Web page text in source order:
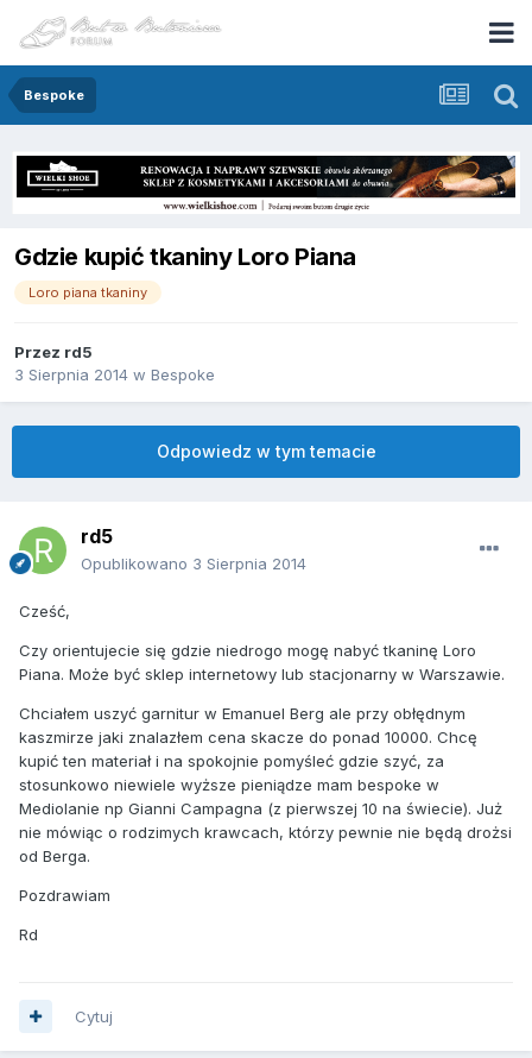
Bespoke
Gdzie kupić tkaniny Loro Piana
Loro piana tkaniny
Przez rd5
3 Sierpnia 2014 w Bespoke
Odpowiedz w tym temacie
rd5
Opublikowano 3 Sierpnia 2014
Cześć,
Czy orientujecie się gdzie niedrogo mogę nabyć tkaninę Loro
Piana. Może być sklep internetowy lub stacjonarny w Warszawie.
Chciałem uszyć garnitur w Emanuel Berg ale przy obłędnym
kaszmirze jaki znalazłem cena skacze do ponad 10000. Chcę
kupić ten materiał i na spokojnie pomyśleć gdzie szyć, za
stosunkowo niewiele wyższe pieniądze mam bespoke w
Mediolanie np Gianni Campagna (z pierwszej 10 na świecie). Już
nie mówiąc o rodzimych krawcach, którzy pewnie nie będą drożsi
od Berga.
Pozdrawiam
Rd
Cytuj